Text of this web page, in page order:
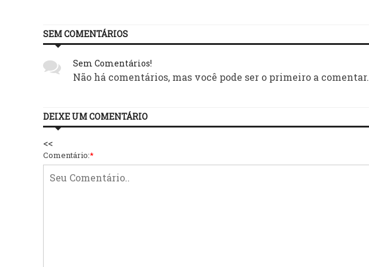
SEM COMENTÁRIOS
Sem Comentários!
Não há comentários, mas você pode ser o primeiro a comentar.
DEIXE UM COMENTÁRIO
<<
Comentário:*